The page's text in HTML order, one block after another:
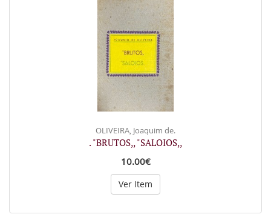
OLIVEIRA, Joaquim de.
. "BRUTOS,, "SALOIOS,,
10.00€
Ver Item